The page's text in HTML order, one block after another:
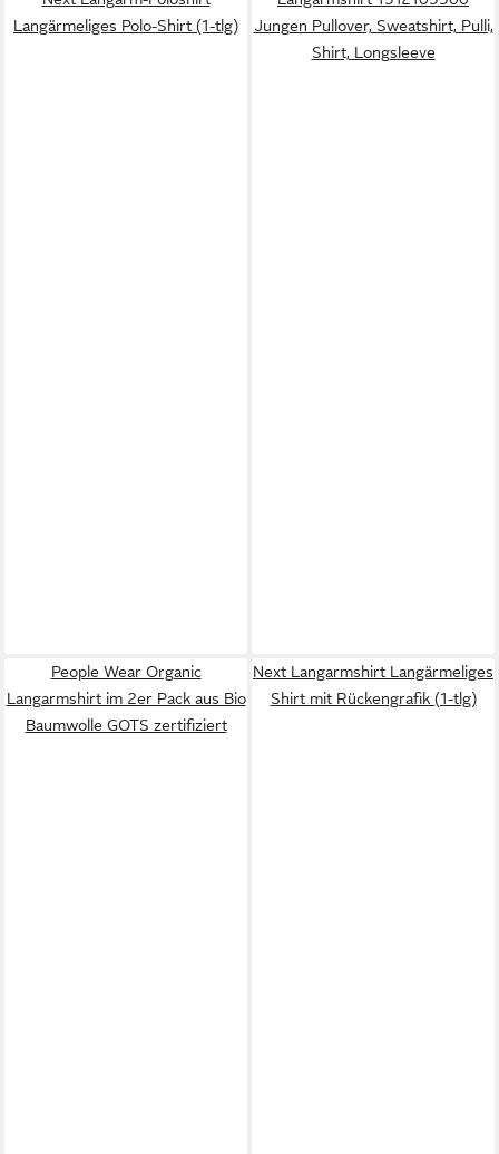
Langärmeliges Polo-Shirt (1-tlg)
Jungen Pullover, Sweatshirt, Pulli,
Shirt, Longsleeve
People Wear Organic
Langarmshirt im 2er Pack aus Bio
Baumwolle GOTS zertifiziert
Next Langarmshirt Langärmeliges
Shirt mit Rückengrafik (1-tlg)